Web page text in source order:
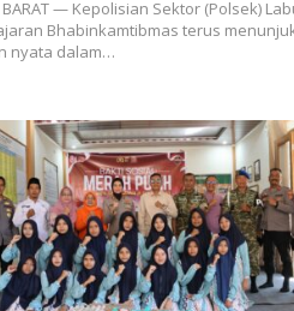
BARAT — Kepolisian Sektor (Polsek)
Bhabinkamtibmas terus
nyata dalam…